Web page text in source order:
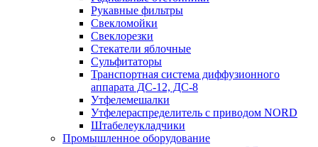
Рукавные фильтры
Свекломойки
Свеклорезки
Стекатели яблочные
Сульфитаторы
Транспортная система диффузионного
аппарата ДС-12, ДС-8
Утфелемешалки
Утфелераспределитель с приводом NORD
Штабелеукладчики
Промышленное оборудование